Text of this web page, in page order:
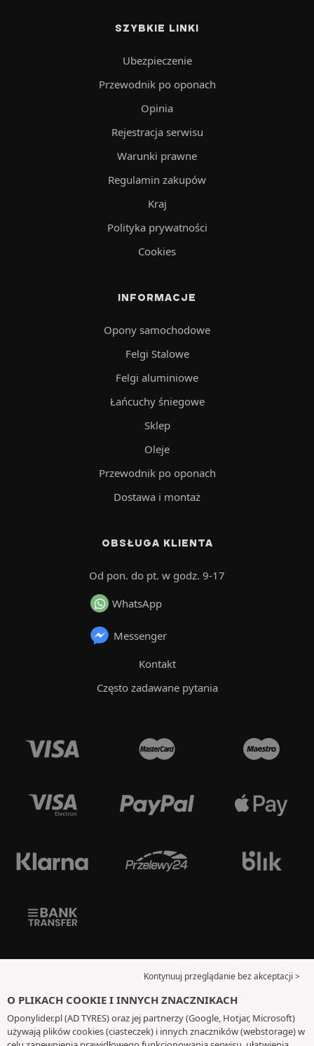
SZYBKIE LINKI
Ubezpieczenie
Przewodnik po oponach
Opinia
Rejestracja serwisu
Warunki prawne
Regulamin zakupów
Kraj
Polityka prywatności
Cookies
INFORMACJE
Opony samochodowe
Felgi Stalowe
Felgi aluminiowe
Łańcuchy śniegowe
Sklep
Oleje
Przewodnik po oponach
Dostawa i montaż
OBSŁUGA KLIENTA
Od pon. do pt. w godz. 9-17
WhatsApp
Messenger
Kontakt
Często zadawane pytania
Kontynuuj przeglądanie bez akceptacji >
O PLIKACH COOKIE I INNYCH ZNACZNIKACH
Oponylider.pl (AD TYRES) oraz jej partnerzy (Google, Hotjar, Microsoft)
używają plików cookies (ciasteczek) i innych znaczników (webstorage) w